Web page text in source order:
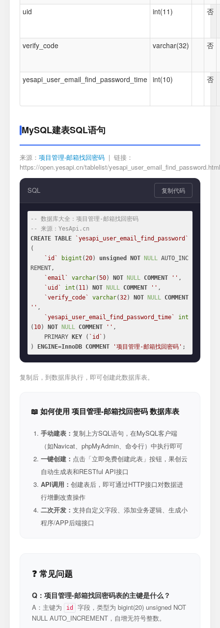
uid int(11) 否
verify_code varchar(32) 否
yesapi_user_email_find_password_time int(10) 否
MySQL建表SQL语句
来源： 项目管理-邮箱找回密码 | 链接：
https://open.yesapi.cn/tablelist/yesapi_user_email_find_password.html
SQL 复制代码
-- 数据库大全：项目管理-邮箱找回密码
-- 来源：YesApi.cn
CREATE TABLE
`yesapi_user_email_find_password`
(
`id`
bigint (20) unsigned NOT NULL AUTO_INC
REMENT,
`email`
varchar(50) NOT NULL COMMENT '' ,
`uid`
int ( 11) NOT NULL COMMENT '' ,
`verify_code`
varchar(32) NOT NULL COMMENT
'' ,
`yesapi_user_email_find_password_time`
int
( 10) NOT NULL COMMENT '' ,
    PRIMARY
KEY ( `id` )
)
ENGINE=InnoDB COMMENT '项目管理-邮箱找回密码' ;
复制后，到数据库执行，即可创建此数据库表。
📖 如何使用 项目管理-邮箱找回密码 数据库表
手动建表： 复制上方SQL语句，在MySQL客户端
（如Navicat、phpMyAdmin、命令行）中执行即可
一键创建： 点击「立即免费创建此表」按钮，果创云
自动生成表和RESTful API接口
API调用： 创建表后，即可通过HTTP接口对数据进
行增删改查操作
二次开发： 支持自定义字段、添加业务逻辑、生成小
程序/APP后端接口
❓ 常见问题
Q：项目管理-邮箱找回密码表的主键是什么？
A：主键为 id
字段，类型为 bigint(20) unsigned NOT
NULL AUTO_INCREMENT，自增无符号整数。